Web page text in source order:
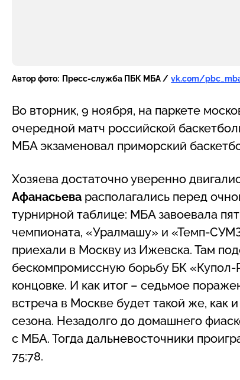
Автор фото: Пресс-служба ПБК МБА / vk.com/
Во вторник, 9 ноября, на паркете
очередной матч российской
МБА экзаменовал приморский
Хозяева достаточно уверенно
Афанасьева располагались перед
турнирной таблице: МБА завоевала
чемпионата, «Уралмашу» и «Темп-
приехали в Москву из Ижевска. Там
бескомпромиссную борьбу БК
концовке. И как итог – седьмое
встреча в Москве будет такой же, как
сезона. Незадолго до домашнего
с МБА. Тогда дальневосточники
75:78.